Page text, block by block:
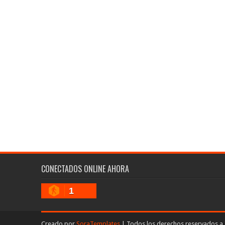
CONECTADOS ONLINE AHORA
1